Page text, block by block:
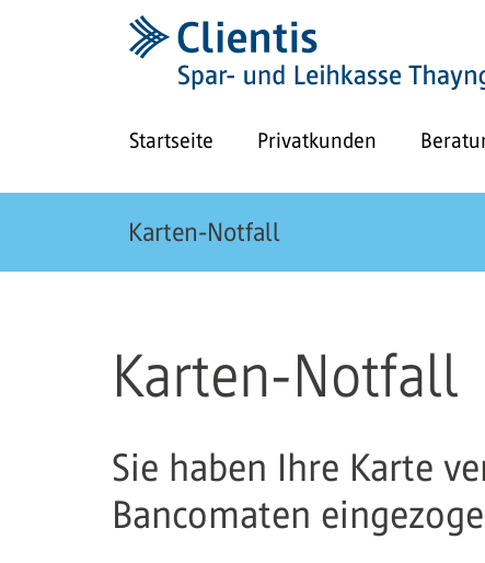
Startseite Privatkunden
Karten-Notfall
Karten-Notfall
Sie haben Ihre Karte
Bancomaten